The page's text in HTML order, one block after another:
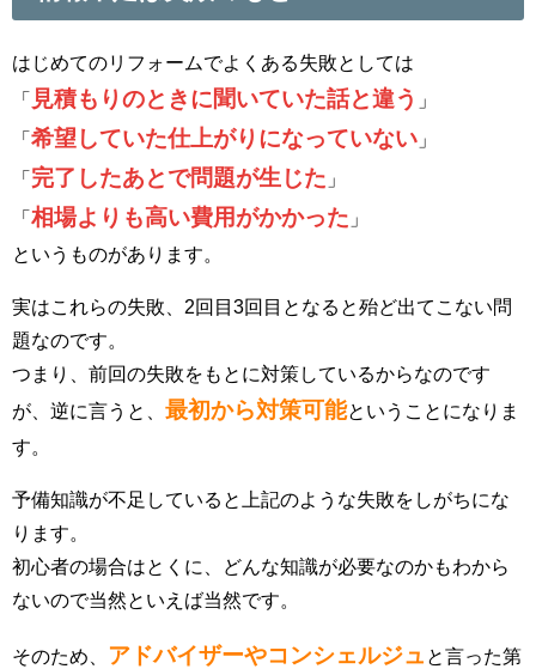
はじめてのリフォームでよくある失敗としては
「
見積もりのときに聞いていた話と違う 」
「 希望していた仕上がりになっていない 」
「 完了したあとで問題が生じた 」
「 相場よりも高い費用がかかった 」
というものがあります。
実はこれらの失敗、2回目3回目となると殆ど出てこない問
題なのです。
つまり、前回の失敗をもとに対策しているからなのです
が、逆に言うと、 最初から対策可能ということになりま
す。
予備知識が不足していると上記のような失敗をしがちにな
ります。
初心者の場合はとくに、どんな知識が必要なのかもわから
ないので当然といえば当然です。
そのため、 アドバイザーやコンシェルジュ と言った第